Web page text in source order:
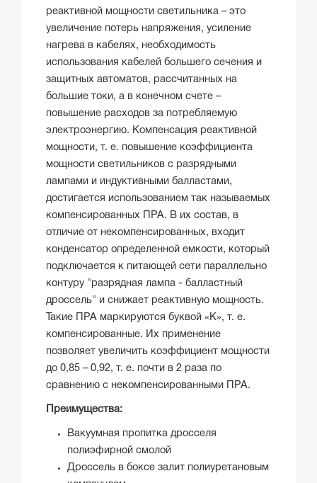
реактивной мощности светильника – это
увеличение потерь напряжения, усиление
нагрева в кабелях, необходимость
использования кабелей большего сечения и
защитных автоматов, рассчитанных на
большие токи, а в конечном счете –
повышение расходов за потребляемую
электроэнергию. Компенсация реактивной
мощности, т. е. повышение коэффициента
мощности светильников с разрядными
лампами и индуктивными балластами,
достигается использованием так называемых
компенсированных ПРА. В их состав, в
отличие от некомпенсированных, входит
конденсатор определенной емкости, который
подключается к питающей сети параллельно
контуру "разрядная лампа - балластный
дроссель" и снижает реактивную мощность.
Такие ПРА маркируются буквой «К», т. е.
компенсированные. Их применение
позволяет увеличить коэффициент мощности
до 0,85 – 0,92, т. е. почти в 2 раза по
сравнению с некомпенсированными ПРА.
Преимущества:
Вакуумная пропитка дросселя
полиэфирной смолой
Дроссель в боксе залит полиуретановым